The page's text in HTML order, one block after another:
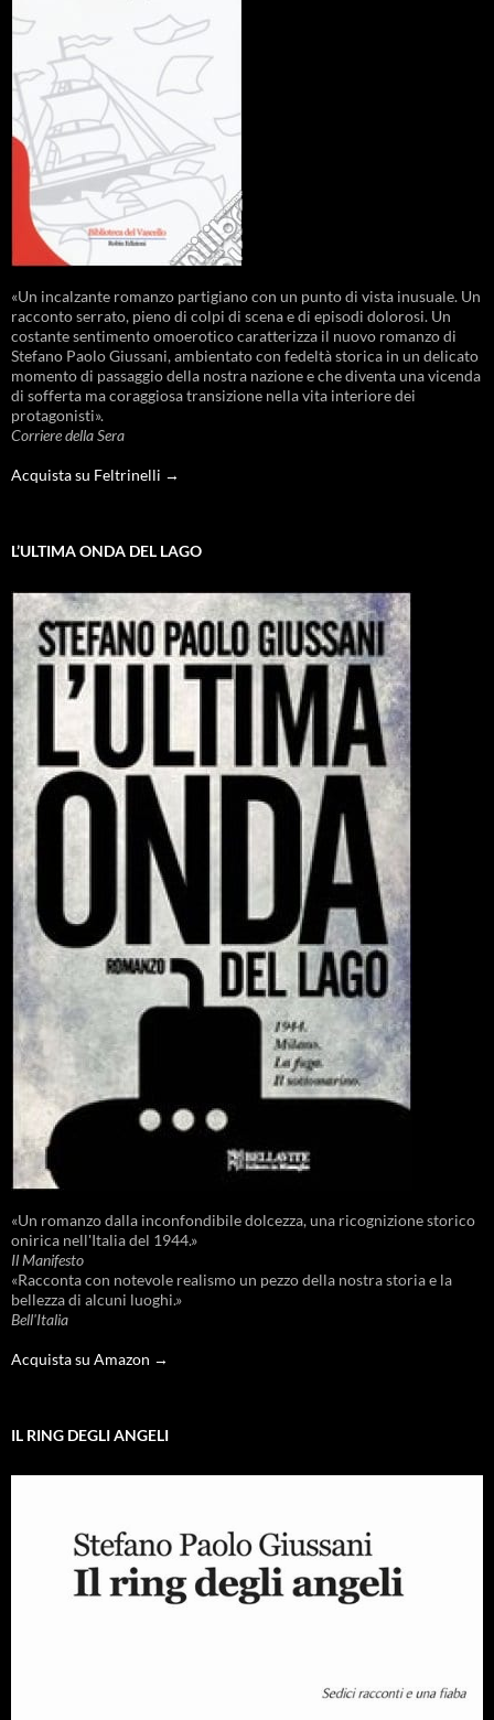
«Un incalzante romanzo partigiano con un punto di vista inusuale. Un
racconto serrato, pieno di colpi di scena e di episodi dolorosi. Un
costante sentimento omoerotico caratterizza il nuovo romanzo di
Stefano Paolo Giussani, ambientato con fedeltà storica in un delicato
momento di passaggio della nostra nazione e che diventa una vicenda
di sofferta ma coraggiosa transizione nella vita interiore dei
protagonisti».
Corriere della Sera
Acquista su Feltrinelli →
L’ULTIMA ONDA DEL LAGO
«Un romanzo dalla inconfondibile dolcezza, una ricognizione storico
onirica nell'Italia del 1944.»
Il Manifesto
«Racconta con notevole realismo un pezzo della nostra storia e la
bellezza di alcuni luoghi.»
Bell'Italia
Acquista su Amazon →
IL RING DEGLI ANGELI